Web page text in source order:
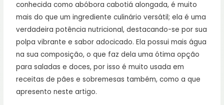
conhecida como abóbora cabotiá alongada, é muito
mais do que um ingrediente culinário versátil; ela é uma
verdadeira potência nutricional, destacando-se por sua
polpa vibrante e sabor adocicado. Ela possui mais água
na sua composição, o que faz dela uma ótima opção
para saladas e doces, por isso é muito usada em
receitas de pães e sobremesas também, como a que
apresento neste artigo.